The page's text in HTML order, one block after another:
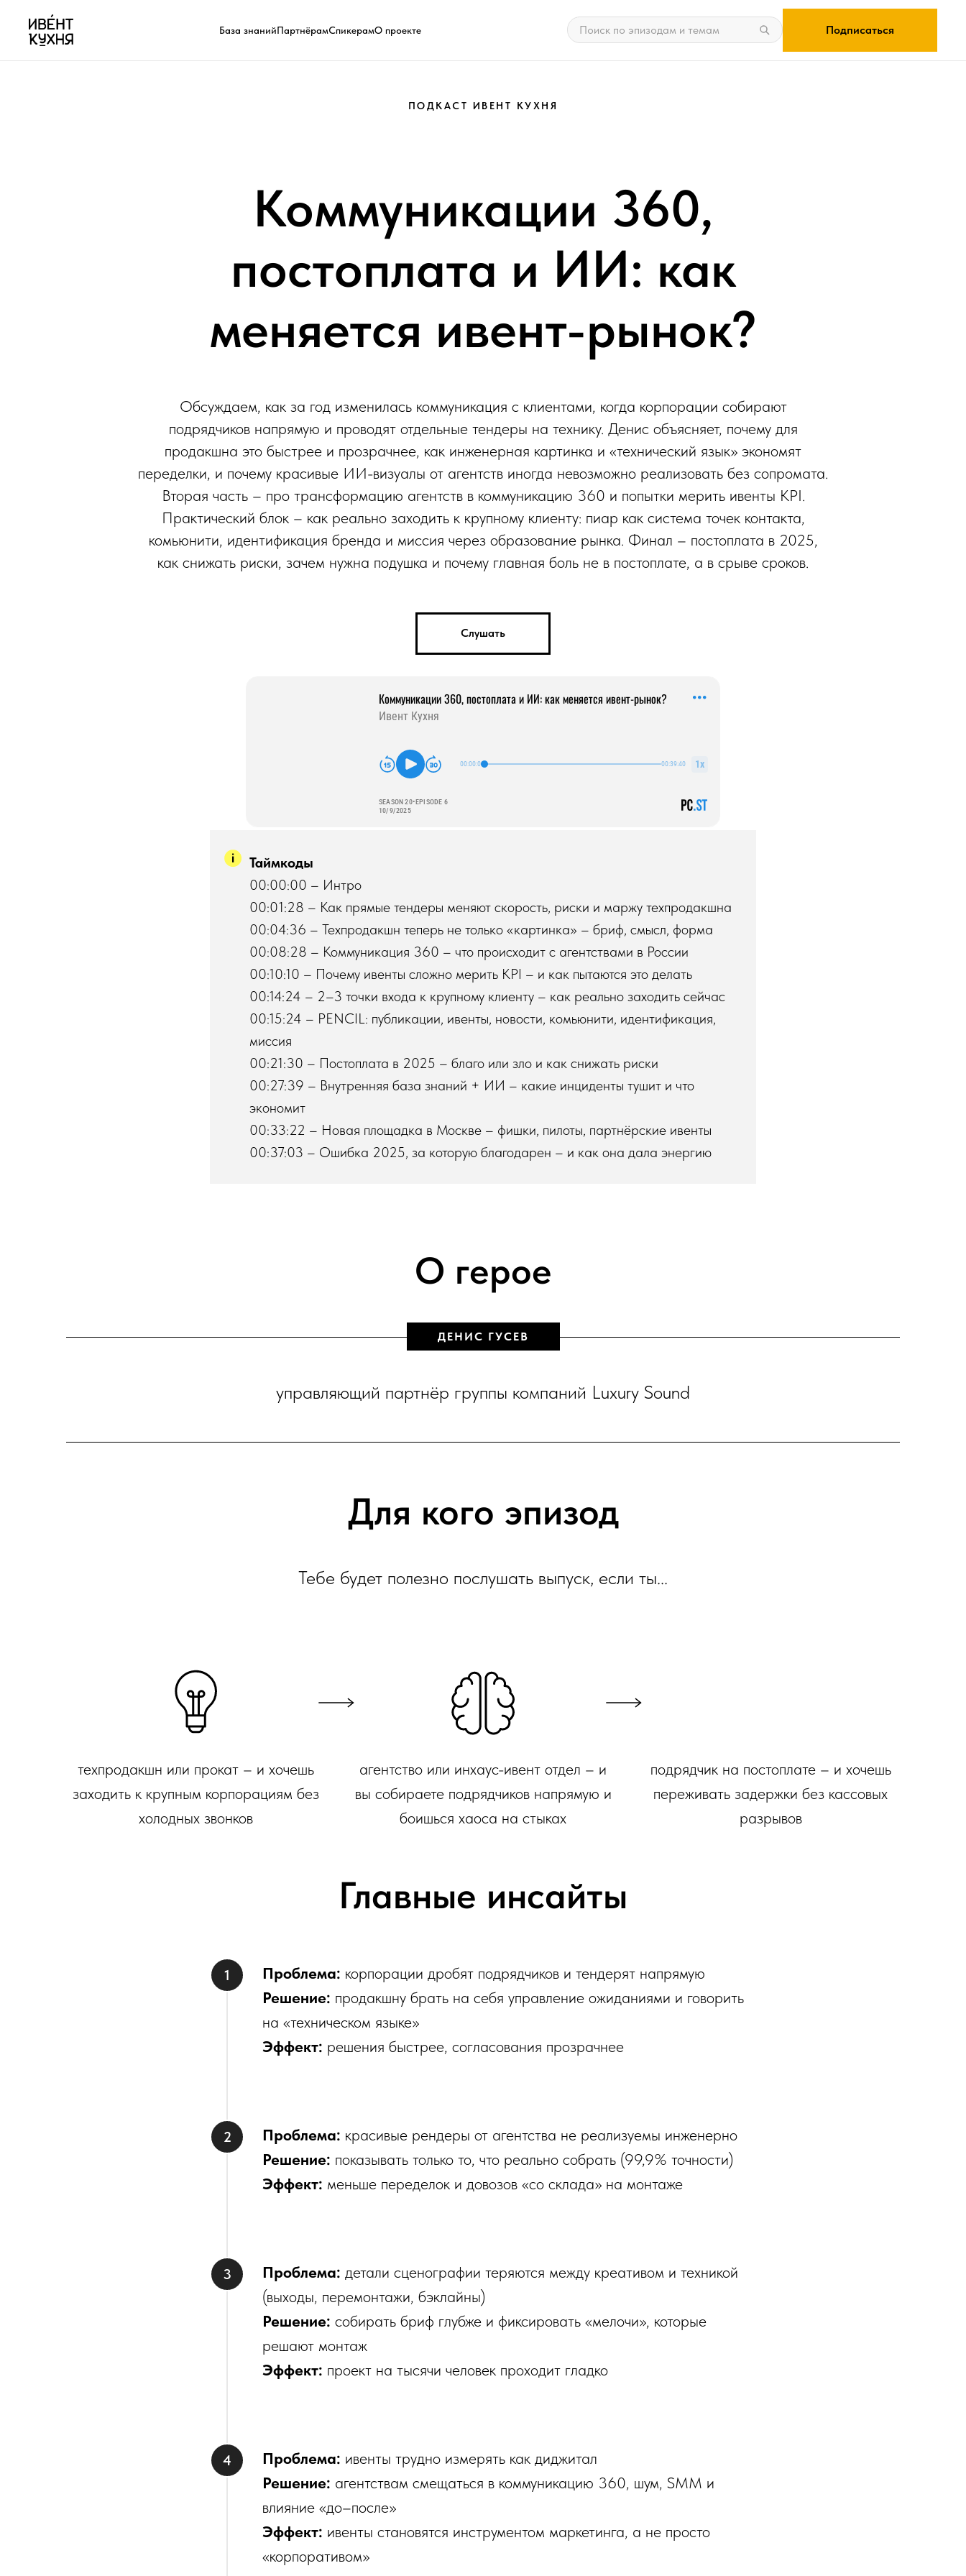
База знанийПартнёрамСпикерамО проекте Подписаться
ПОДКАСТ ИВЕНТ КУХНЯ
Коммуникации 360,
постоплата и ИИ: как
меняется ивент-рынок?
Обсуждаем, как за год изменилась коммуникация с клиентами, когда корпорации собирают
подрядчиков напрямую и проводят отдельные тендеры на технику. Денис объясняет, почему для
продакшна это быстрее и прозрачнее, как инженерная картинка и «технический язык» экономят
переделки, и почему красивые ИИ-визуалы от агентств иногда невозможно реализовать без сопромата.
Вторая часть – про трансформацию агентств в коммуникацию 360 и попытки мерить ивенты KPI.
Практический блок – как реально заходить к крупному клиенту: пиар как система точек контакта,
комьюнити, идентификация бренда и миссия через образование рынка. Финал – постоплата в 2025,
как снижать риски, зачем нужна подушка и почему главная боль не в постоплате, а в срыве сроков.
Слушать
Таймкоды
00:00:00 – Интро
00:01:28 – Как прямые тендеры меняют скорость, риски и маржу техпродакшна
00:04:36 – Техпродакшн теперь не только «картинка» – бриф, смысл, форма
00:08:28 – Коммуникация 360 – что происходит с агентствами в России
00:10:10 – Почему ивенты сложно мерить KPI – и как пытаются это делать
00:14:24 – 2–3 точки входа к крупному клиенту – как реально заходить сейчас
00:15:24 – PENCIL: публикации, ивенты, новости, комьюнити, идентификация,
миссия
00:21:30 – Постоплата в 2025 – благо или зло и как снижать риски
00:27:39 – Внутренняя база знаний + ИИ – какие инциденты тушит и что
экономит
00:33:22 – Новая площадка в Москве – фишки, пилоты, партнёрские ивенты
00:37:03 – Ошибка 2025, за которую благодарен – и как она дала энергию
О герое
ДЕНИС ГУСЕВ
управляющий партнёр группы компаний Luxury Sound
Для кого эпизод
Тебе будет полезно послушать выпуск, если ты...
техпродакшн или прокат – и хочешь
заходить к крупным корпорациям без
холодных звонков
агентство или инхаус-ивент отдел – и
вы собираете подрядчиков напрямую и
боишься хаоса на стыках
подрядчик на постоплате – и хочешь
переживать задержки без кассовых
разрывов
Главные инсайты
Проблема: корпорации дробят подрядчиков и тендерят напрямую
Решение: продакшну брать на себя управление ожиданиями и говорить
на «техническом языке»
Эффект: решения быстрее, согласования прозрачнее
Проблема: красивые рендеры от агентства не реализуемы инженерно
Решение: показывать только то, что реально собрать (99,9% точности)
Эффект: меньше переделок и довозов «со склада» на монтаже
Проблема: детали сценографии теряются между креативом и техникой
(выходы, перемонтажи, бэклайны)
Решение: собирать бриф глубже и фиксировать «мелочи», которые
решают монтаж
Эффект: проект на тысячи человек проходит гладко
Проблема: ивенты трудно измерять как диджитал
Решение: агентствам смещаться в коммуникацию 360, шум, SMM и
влияние «до–после»
Эффект: ивенты становятся инструментом маркетинга, а не просто
«корпоративом»